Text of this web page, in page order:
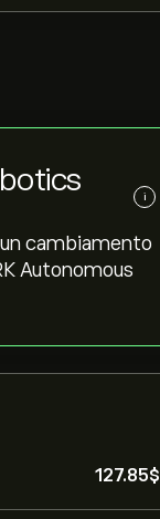
i
un cambiamento
Autonomous
127.85‎$‎